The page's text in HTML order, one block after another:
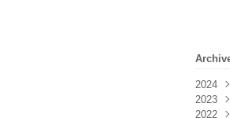
2024
2023
2022